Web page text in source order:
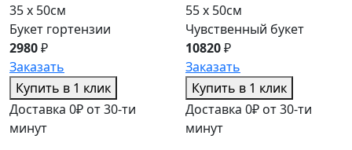
35 x 50см
Букет гортензии
2980₽
Заказать
Купить в 1 клик
Доставка 0₽ от 30-ти
минут
55 x 50см
Чувственный букет
10820₽
Заказать
Купить в 1 клик
Доставка 0₽ от 30-ти
минут